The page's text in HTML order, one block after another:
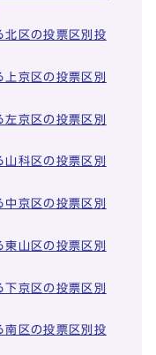
北区の投票区別投
京区の投票区別
京区の投票区別
科区の投票区別
京区の投票区別
山区の投票区別
京区の投票区別
南区の投票区別投